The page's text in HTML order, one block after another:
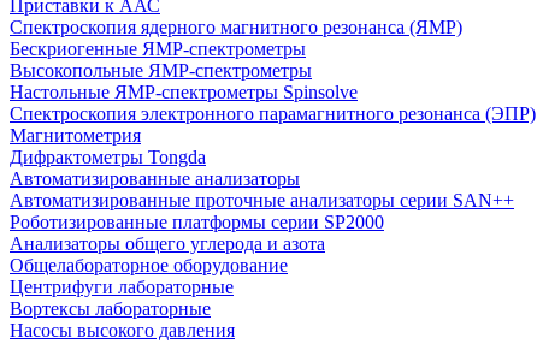
Приставки к ААС
Спектроскопия ядерного магнитного резонанса (ЯМР)
Бескриогенные ЯМР‑спектрометры
Высокопольные ЯМР‑спектрометры
Настольные ЯМР‑спектрометры Spinsolve
Спектроскопия электронного парамагнитного резонанса (ЭПР)
Магнитометрия
Дифрактометры Tongda
Автоматизированные анализаторы
Автоматизированные проточные анализаторы серии SAN++
Роботизированные платформы серии SP2000
Анализаторы общего углерода и азота
Общелабораторное оборудование
Центрифуги лабораторные
Вортексы лабораторные
Насосы высокого давления